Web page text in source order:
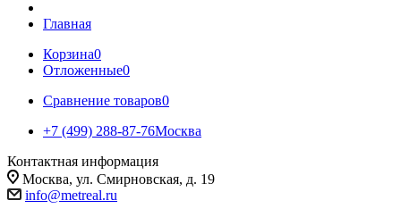
Главная
Корзина0
Отложенные0
Сравнение товаров0
+7 (499) 288-87-76Москва
Контактная информация
Москва, ул. Смирновская, д. 19
info@metreal.ru